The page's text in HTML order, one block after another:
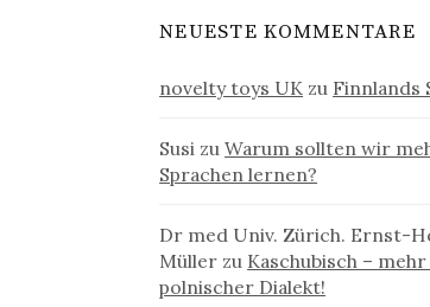
NEUESTE KOMMENTARE
novelty toys UK zu Finnlands
Susi zuWarum sollten wir
Sprachen lernen?
Dr med Univ. Zürich. Ernst-
Müller zu Kaschubisch –
polnischer Dialekt!